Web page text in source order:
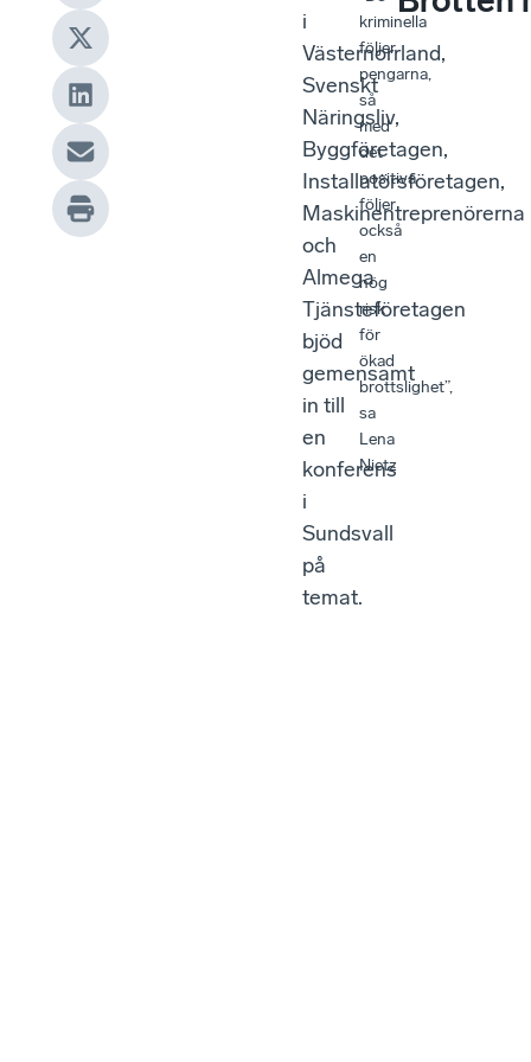
i
Västernorrland,
Svenskt
Näringsliv,
Byggföretagen,
Installatörsföretagen,
Maskinentreprenörerna
och
Almega
Tjänsteföretagen
bjöd
gemensamt
in till
en
konferens
i
Sundsvall
på
temat.
kriminella
följer
pengarna,
så
med
det
positiva
följer
också
en
hög
risk
för
ökad
brottslighet”,
sa
Lena
Nietz